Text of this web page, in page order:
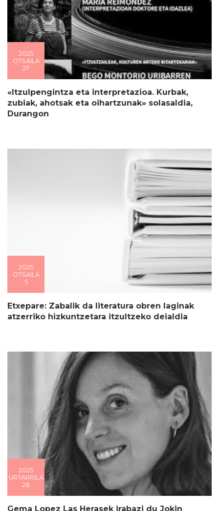
2025
OTSAILA
27
«Itzulpengintza eta interpretazioa. Kurbak,
zubiak, ahotsak eta oihartzunak» solasaldia,
Durangon
2025
OTSAILA
5
Etxepare: Zabalik da literatura obren laginak
atzerriko hizkuntzetara itzultzeko deialdia
2025
URTARRILA
28
Gema Lopez Las Herasek irabazi du Jokin